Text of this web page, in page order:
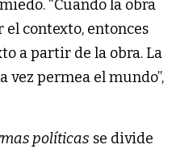
“Cuando la obra
el contexto, entonces
a partir de la obra. La
vez permea el mundo”,
políticas se divide